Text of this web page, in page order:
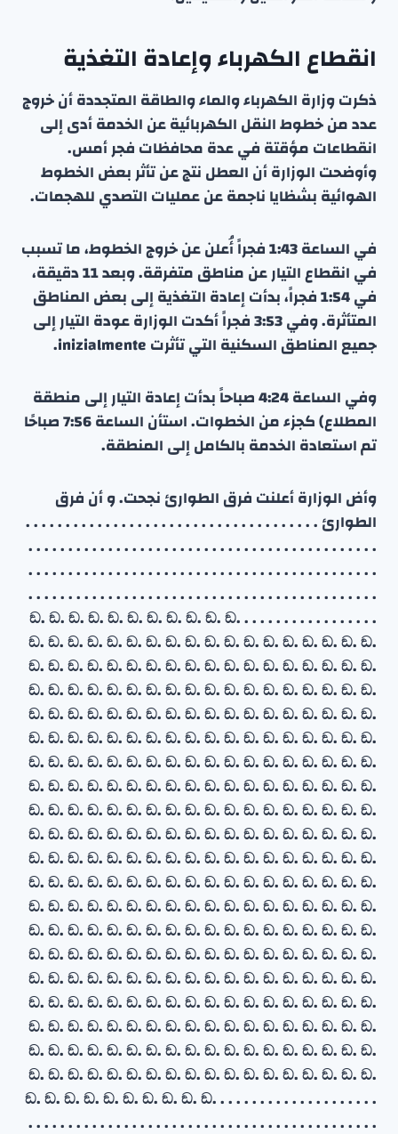
انقطاع الكهرباء وإعادة التغذية
ذكرت وزارة الكهرباء والماء والطاقة المتجددة أن خروج
عدد من خطوط النقل الكهربائية عن الخدمة أدى إلى
انقطاعات مؤقتة في عدة محافظات فجر أمس.
وأوضحت الوزارة أن العطل نتج عن تأثر بعض الخطوط
الهوائية بشظايا ناجمة عن عمليات التصدي للهجمات.
في الساعة 1:43 فجراً أُعلن عن خروج الخطوط، ما تسبب
في انقطاع التيار عن مناطق متفرقة. وبعد 11 دقيقة،
في 1:54 فجراً، بدأت إعادة التغذية إلى بعض المناطق
المتأثرة. وفي 3:53 فجراً أكدت الوزارة عودة التيار إلى
جميع المناطق السكنية التي تأثرت inizialmente.
وفي الساعة 4:24 صباحاً بدأت إعادة التيار إلى منطقة
المطلاع) كجزء من الخطوات. استأن الساعة 7:56 صباحًا
تم استعادة الخدمة بالكامل إلى المنطقة.
وأض الوزارة أعلنت فرق الطوارئ نجحت. و أن فرق
الطوارئ . . . . . . . . . . . . . . . . . . . . . . . . . . . . . . . . . . . . .
. . . . . . . . . . . . . . . . . . . . . . . . . . . . . . . . . . . . . . . . . . . .
. . . . . . . . . . . . . . . . . . . . . . . . . . . . . . . . . . . . . . . . . . . .
. . . . . . . . . . . . . . . . . . . . . . . . . . . . . . . . . . . . . . . . . . . .
. . . . . . . . . . . . . . . . . ඞ. ඞ. ඞ. ඞ. ඞ. ඞ. ඞ. ඞ. ඞ. ඞ. ඞ.
ඞ. ඞ. ඞ. ඞ. ඞ. ඞ. ඞ. ඞ. ඞ. ඞ. ඞ. ඞ. ඞ. ඞ. ඞ. ඞ. ඞ. ඞ.
ඞ. ඞ. ඞ. ඞ. ඞ. ඞ. ඞ. ඞ. ඞ. ඞ. ඞ. ඞ. ඞ. ඞ. ඞ. ඞ. ඞ. ඞ.
ඞ. ඞ. ඞ. ඞ. ඞ. ඞ. ඞ. ඞ. ඞ. ඞ. ඞ. ඞ. ඞ. ඞ. ඞ. ඞ. ඞ. ඞ.
ඞ. ඞ. ඞ. ඞ. ඞ. ඞ. ඞ. ඞ. ඞ. ඞ. ඞ. ඞ. ඞ. ඞ. ඞ. ඞ. ඞ. ඞ.
ඞ. ඞ. ඞ. ඞ. ඞ. ඞ. ඞ. ඞ. ඞ. ඞ. ඞ. ඞ. ඞ. ඞ. ඞ. ඞ. ඞ. ඞ.
ඞ. ඞ. ඞ. ඞ. ඞ. ඞ. ඞ. ඞ. ඞ. ඞ. ඞ. ඞ. ඞ. ඞ. ඞ. ඞ. ඞ. ඞ.
ඞ. ඞ. ඞ. ඞ. ඞ. ඞ. ඞ. ඞ. ඞ. ඞ. ඞ. ඞ. ඞ. ඞ. ඞ. ඞ. ඞ. ඞ.
ඞ. ඞ. ඞ. ඞ. ඞ. ඞ. ඞ. ඞ. ඞ. ඞ. ඞ. ඞ. ඞ. ඞ. ඞ. ඞ. ඞ. ඞ.
ඞ. ඞ. ඞ. ඞ. ඞ. ඞ. ඞ. ඞ. ඞ. ඞ. ඞ. ඞ. ඞ. ඞ. ඞ. ඞ. ඞ. ඞ.
ඞ. ඞ. ඞ. ඞ. ඞ. ඞ. ඞ. ඞ. ඞ. ඞ. ඞ. ඞ. ඞ. ඞ. ඞ. ඞ. ඞ. ඞ.
ඞ. ඞ. ඞ. ඞ. ඞ. ඞ. ඞ. ඞ. ඞ. ඞ. ඞ. ඞ. ඞ. ඞ. ඞ. ඞ. ඞ. ඞ.
ඞ. ඞ. ඞ. ඞ. ඞ. ඞ. ඞ. ඞ. ඞ. ඞ. ඞ. ඞ. ඞ. ඞ. ඞ. ඞ. ඞ. ඞ.
ඞ. ඞ. ඞ. ඞ. ඞ. ඞ. ඞ. ඞ. ඞ. ඞ. ඞ. ඞ. ඞ. ඞ. ඞ. ඞ. ඞ. ඞ.
ඞ. ඞ. ඞ. ඞ. ඞ. ඞ. ඞ. ඞ. ඞ. ඞ. ඞ. ඞ. ඞ. ඞ. ඞ. ඞ. ඞ. ඞ.
ඞ. ඞ. ඞ. ඞ. ඞ. ඞ. ඞ. ඞ. ඞ. ඞ. ඞ. ඞ. ඞ. ඞ. ඞ. ඞ. ඞ. ඞ.
ඞ. ඞ. ඞ. ඞ. ඞ. ඞ. ඞ. ඞ. ඞ. ඞ. ඞ. ඞ. ඞ. ඞ. ඞ. ඞ. ඞ. ඞ.
ඞ. ඞ. ඞ. ඞ. ඞ. ඞ. ඞ. ඞ. ඞ. ඞ. ඞ. ඞ. ඞ. ඞ. ඞ. ඞ. ඞ. ඞ.
ඞ. ඞ. ඞ. ඞ. ඞ. ඞ. ඞ. ඞ. ඞ. ඞ. ඞ. ඞ. ඞ. ඞ. ඞ. ඞ. ඞ. ඞ.
ඞ. ඞ. ඞ. ඞ. ඞ. ඞ. ඞ. ඞ. ඞ. ඞ. ඞ. ඞ. ඞ. ඞ. ඞ. ඞ. ඞ. ඞ.
ඞ. ඞ. ඞ. ඞ. ඞ. ඞ. ඞ. ඞ. ඞ. ඞ. . . . . . . . . . . . . . . . . . . . .
. . . . . . . . . . . . . . . . . . . . . . . . . . . . . . . . . . . . . . . . . . . .